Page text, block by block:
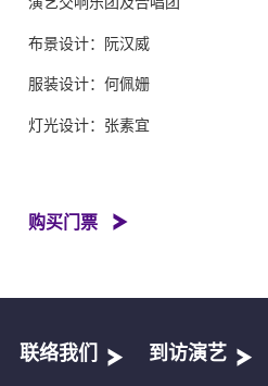
布景设计：阮汉威
服装设计：何佩姗
灯光设计：张素宜
购买门票
联络我们 到访演艺